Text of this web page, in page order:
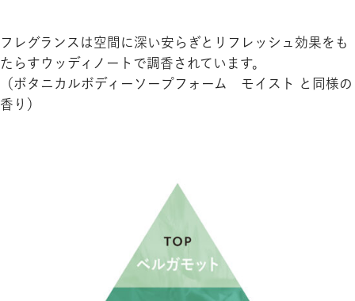
フレグランスは空間に深い安らぎとリフレッシュ効果をも
たらすウッディノートで調香されています。
（ボタニカルボディーソープフォーム モイスト と同様の
香り）